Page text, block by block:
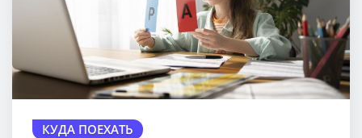
КУДА ПОЕХАТЬ